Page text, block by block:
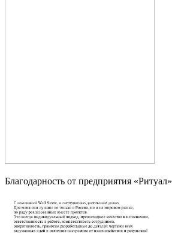
Благодарность от предприятия «Ритуал»